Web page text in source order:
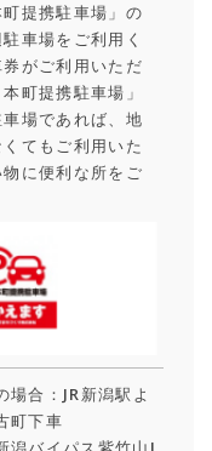
提携駐車場」の
車場をご利用く
がご利用いただ
町提携駐車場」
場であれば、地
てもご利用いた
に便利な所をご
場合：JR新潟駅よ
町下車